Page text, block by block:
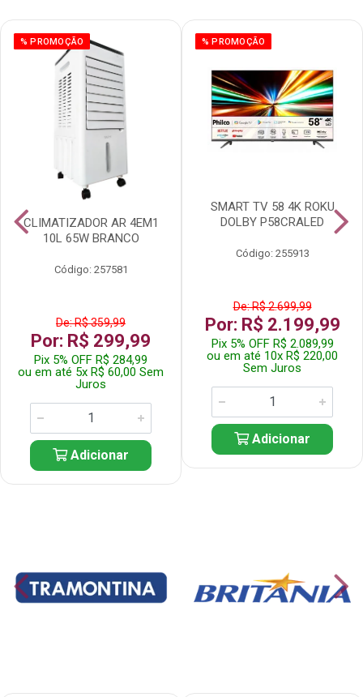
% PROMOÇÃO
CLIMATIZADOR AR 4EM1
10L 65W BRANCO
Código: 257581
De: R$ 359,99
Por: R$ 299,99
Pix 5% OFF R$ 284,99
ou em até 5x R$ 60,00 Sem
Juros
Adicionar
% PROMOÇÃO
SMART TV 58 4K ROKU
DOLBY P58CRALED
Código: 255913
De: R$ 2.699,99
Por: R$ 2.199,99
Pix 5% OFF R$ 2.089,99
ou em até 10x R$ 220,00
Sem Juros
Adicionar